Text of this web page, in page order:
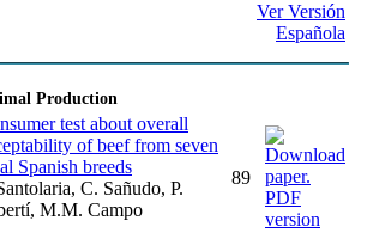
Ver Versión
Española
Production
test about overall
of beef from seven
Spanish breeds
C. Sañudo, P.
M.M. Campo
89